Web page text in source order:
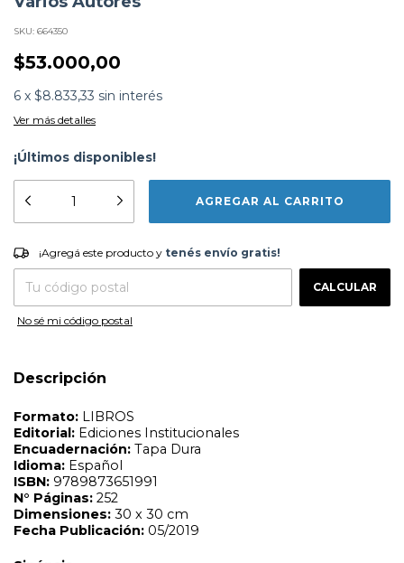
SKU: 664350
$53.000,00
6 x $8.833,33 sin interés
Ver más detalles
¡Últimos disponibles!
¡Agregá este producto ytenés envío gratis!
CAMBIAR CP
¡Agregá este producto y tenés envío gratis!
CALCULAR
No sé mi código postal
Descripción
Formato:LIBROS
Encuadernación:Tapa Dura
Idioma:Español
ISBN:
9789873651991
Páginas:252
Dimensiones:30 x 30 cm
Fecha Publicación:05/2019